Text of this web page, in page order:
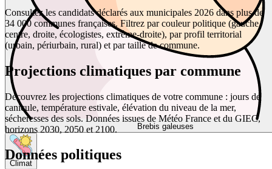
Brebis galeuses
Climat
Consultez les candidats déclarés aux municipales 2026 dans plus de
34 000 communes françaises. Filtrez par couleur politique (gauche,
centre, droite, écologistes, extrême-droite), par profil territorial
(urbain, périurbain, rural) et par taille de commune.
Projections climatiques par commune
Découvrez les projections climatiques de votre commune : jours de
canicule, température estivale, élévation du niveau de la mer,
sécheresses des sols. Données issues de Météo France et du GIEC,
horizons 2030, 2050 et 2100.
Données politiques